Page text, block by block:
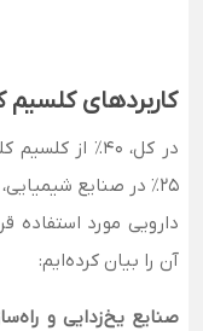
کاربردهای
در کل، 40٪ از
دارویی مورد استفاده
آن را بیان کرده‌ایم:
صنایع یخ‌زدایی و